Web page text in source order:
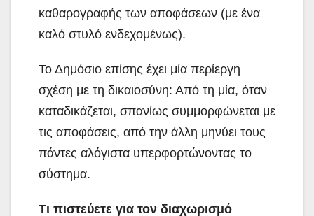
καθαρογραφής των αποφάσεων (με ένα
καλό στυλό ενδεχομένως).
Το Δημόσιο επίσης έχει μία περίεργη
σχέση με τη δικαιοσύνη: Από τη μία, όταν
καταδικάζεται, σπανίως συμμορφώνεται με
τις αποφάσεις, από την άλλη μηνύει τους
πάντες αλόγιστα υπερφορτώνοντας το
σύστημα.
Τι πιστεύετε για τον διαχωρισμό